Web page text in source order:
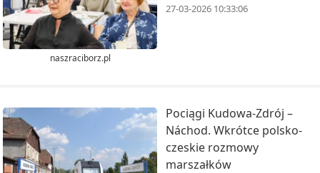
naszraciborz.pl
27-03-2026 10:33:06
Pociągi Kudowa-Zdrój –
Náchod. Wkrótce polsko-
czeskie rozmowy
marszałków